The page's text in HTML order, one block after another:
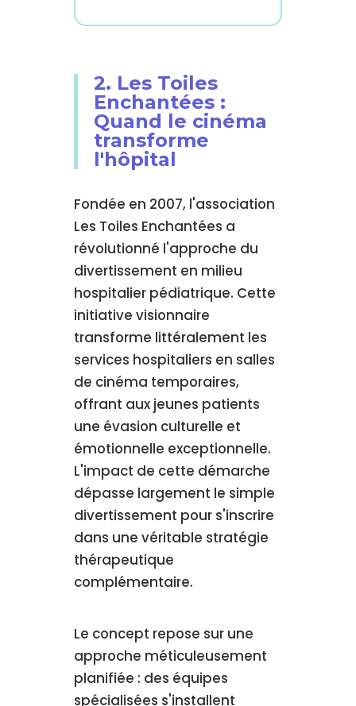
2. Les Toiles
Enchantées :
Quand le cinéma
transforme
l'hôpital
Fondée en 2007, l'association
Les Toiles Enchantées a
révolutionné l'approche du
divertissement en milieu
hospitalier pédiatrique. Cette
initiative visionnaire
transforme littéralement les
services hospitaliers en salles
de cinéma temporaires,
offrant aux jeunes patients
une évasion culturelle et
émotionnelle exceptionnelle.
L'impact de cette démarche
dépasse largement le simple
divertissement pour s'inscrire
dans une véritable stratégie
thérapeutique
complémentaire.
Le concept repose sur une
approche méticuleusement
planifiée : des équipes
spécialisées s'installent